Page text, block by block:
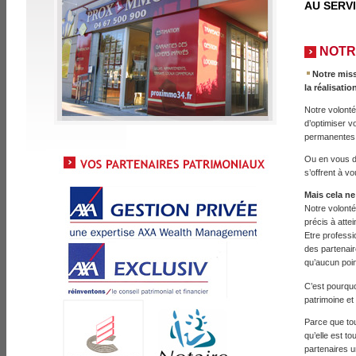
AU
Notre
la
Notre
d’optimiser
Ou en vous
s’offrent à
Mais cela
Notre
précis à
Etre
des
qu’aucun
C’est
patrimoine
Parce que
qu’elle est
partenaires